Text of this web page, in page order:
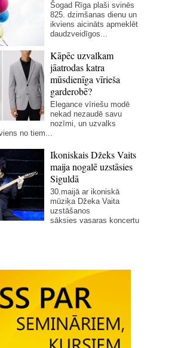
Šogad Rīga plaši svinēs
825. dzimšanas dienu un
ikviens aicināts apmeklēt
daudzveidīgos...
Kāpēc uzvalkam
jāatrodas katra
mūsdienīga vīrieša
garderobē?
Elegance vīriešu modē
nekad nezaudē savu
nozīmi, un uzvalks
no tiem...
Ikoniskais Džeks Vaits
maija nogalē uzstāsies
Siguldā
30.maijā ar ikoniskā
mūziķa Džeka Vaita
uzstāšanos
sāksies vasaras koncertu